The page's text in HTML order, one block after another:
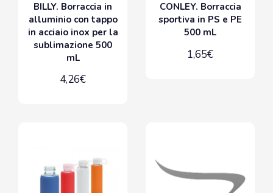
BILLY. Borraccia in
alluminio con tappo
in acciaio inox per la
sublimazione 500
mL
4,26€
CONLEY. Borraccia
sportiva in PS e PE
500 mL
1,65€